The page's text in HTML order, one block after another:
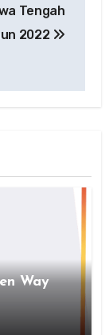
Tengah
2022
Way